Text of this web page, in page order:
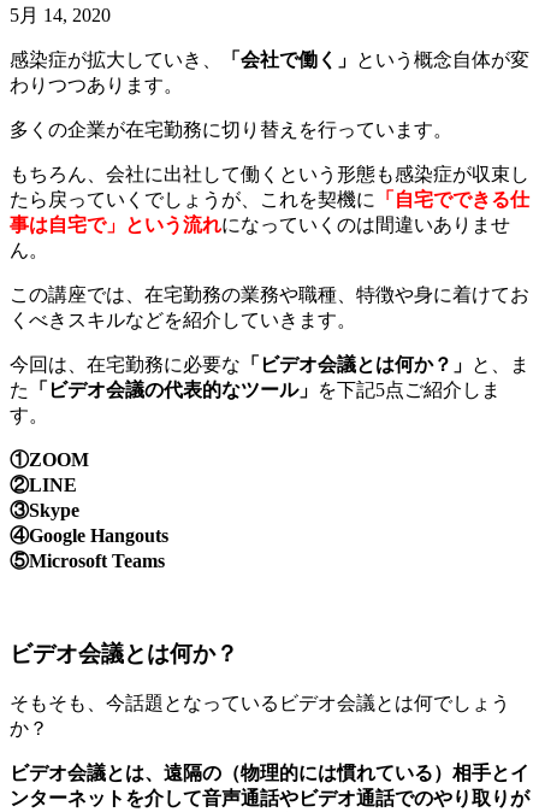
5月 14, 2020
感染症が拡大していき、 「会社で働く」 という概念自体が変
わりつつあります。
多くの企業が在宅勤務に切り替えを行っています。
もちろん、会社に出社して働くという形態も感染症が収束し
たら戻っていくでしょうが、これを契機に
「自宅でできる仕
事は自宅で」という流れになっていくのは間違いありませ
ん。
この講座では、在宅勤務の業務や職種、特徴や身に着けてお
くべきスキルなどを紹介していきます。
今回は、在宅勤務に必要な 「ビデオ会議とは何か？」 と、ま
た
「ビデオ会議の代表的なツール」 を下記5点ご紹介しま
す。
①ZOOM
②LINE
③Skype
④Google Hangouts
⑤Microsoft Teams
ビデオ会議とは何か？
そもそも、今話題となっているビデオ会議とは何でしょう
か？
ビデオ会議とは、遠隔の（物理的には慣れている）相手とイ
ンターネットを介して音声通話やビデオ通話でのやり取りが